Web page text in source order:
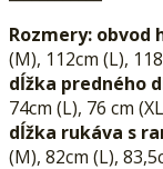
Rozmery: obvod
(M), 112cm (L),
dĺžka predného
74cm (L), 76 cm
dĺžka rukáva s
(M), 82cm (L),